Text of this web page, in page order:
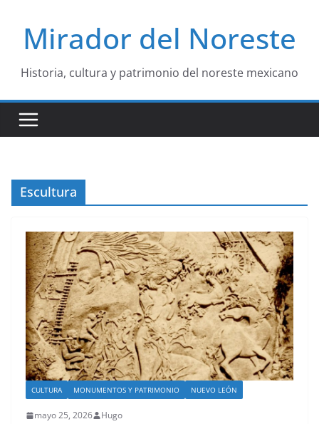
contenido
Mirador del Noreste
Historia, cultura y patrimonio del noreste mexicano
Escultura
CULTURA MONUMENTOS Y PATRIMONIO NUEVO LEÓN
mayo 25, 2026 Hugo